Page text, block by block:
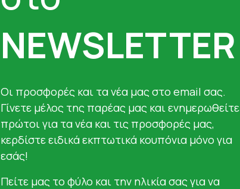
NEWSLETTER
Oι προσφορές και τα νέα μας στο email σας.
Γίνετε μέλος της παρέας μας και ενημερωθείτε
πρώτοι για τα νέα και τις προσφορές μας,
κερδίστε ειδικά εκπτωτικά κουπόνια μόνο για
εσάς!
Πείτε μας το φύλο και την ηλικία σας για να